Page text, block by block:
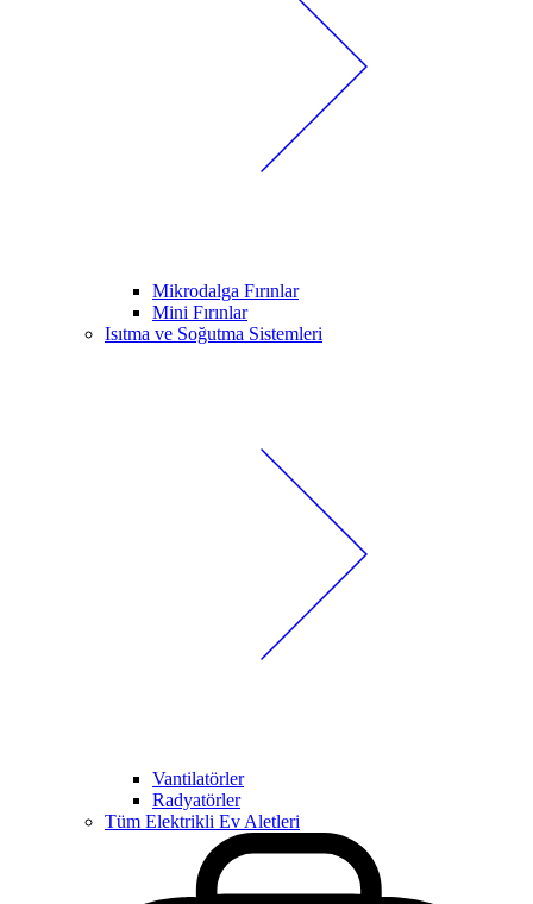
Mikrodalga Fırınlar
Mini Fırınlar
Isıtma ve Soğutma Sistemleri
Vantilatörler
Radyatörler
Tüm Elektrikli Ev Aletleri